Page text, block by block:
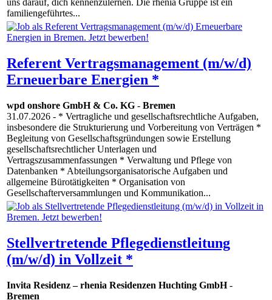
uns darauf, dich kennenzulernen. Die rhenia Gruppe ist ein
familiengeführtes...
Referent Vertragsmanagement (m/w/d)
Erneuerbare Energien *
wpd onshore GmbH & Co. KG - Bremen
31.07.2026 - * Vertragliche und gesellschaftsrechtliche Aufgaben,
insbesondere die Strukturierung und Vorbereitung von Verträgen *
Begleitung von Gesellschaftsgründungen sowie Erstellung
gesellschaftsrechtlicher Unterlagen und
Vertragszusammenfassungen * Verwaltung und Pflege von
Datenbanken * Abteilungsorganisatorische Aufgaben und
allgemeine Bürotätigkeiten * Organisation von
Gesellschafterversammlungen und Kommunikation...
Stellvertretende Pflegedienstleitung
(m/w/d) in Vollzeit *
Invita Residenz – rhenia Residenzen Huchting GmbH-
Bremen